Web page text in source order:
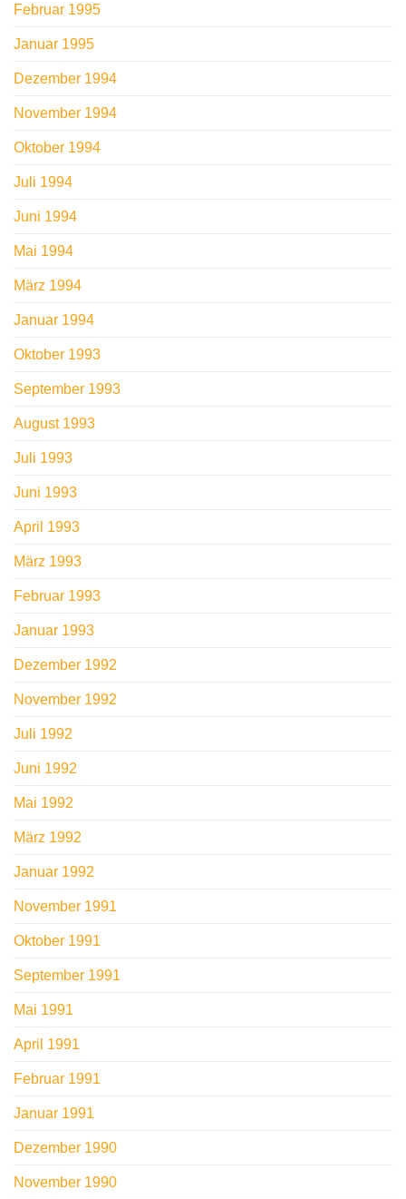
Februar 1995
Januar 1995
Dezember 1994
November 1994
Oktober 1994
Juli 1994
Juni 1994
Mai 1994
März 1994
Januar 1994
Oktober 1993
September 1993
August 1993
Juli 1993
Juni 1993
April 1993
März 1993
Februar 1993
Januar 1993
Dezember 1992
November 1992
Juli 1992
Juni 1992
Mai 1992
März 1992
Januar 1992
November 1991
Oktober 1991
September 1991
Mai 1991
April 1991
Februar 1991
Januar 1991
Dezember 1990
November 1990